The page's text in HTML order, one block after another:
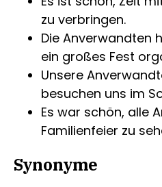
zu verbringen.
Die Anverwandten
ein großes Fest
Unsere
besuchen uns im
Es war schön, alle
Familienfeier zu
Synonyme